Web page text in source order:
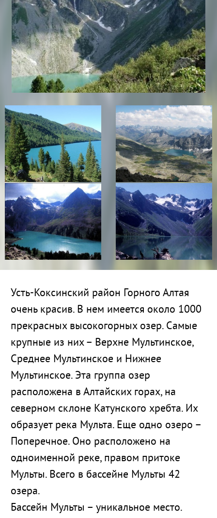
Усть-Коксинский район Горного Алтая
очень красив. В нем имеется около 1000
прекрасных высокогорных озер. Самые
крупные из них – Верхне Мультинское,
Среднее Мультинское и Нижнее
Мультинское. Эта группа озер
расположена в Алтайских горах, на
северном склоне Катунского хребта. Их
образует река Мульта. Еще одно озеро –
Поперечное. Оно расположено на
одноименной реке, правом притоке
Мульты. Всего в бассейне Мульты 42
озера.
Бассейн Мульты – уникальное место.